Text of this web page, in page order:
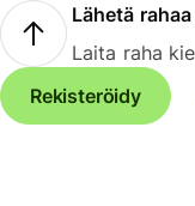
Lähetä
Laita raha
Rekisteröidy